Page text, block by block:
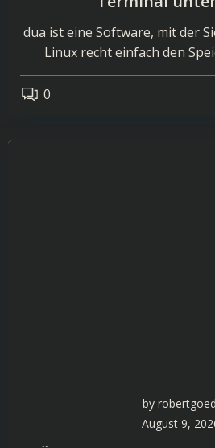
dua ist eine Software, mit der
Linux recht einfach den
0
by
August 9,